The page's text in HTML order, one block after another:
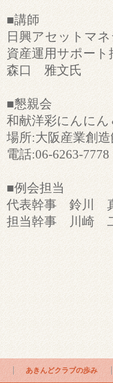
■講師
日興アセットマ
資産運用サポー
森口 雅文氏
■懇親会
和献洋彩にんにん
場所:大阪産業創
電話:06-6263-7778
■例会担当
代表幹事 鈴川
担当幹事 川崎
あきんどクラブの歩み